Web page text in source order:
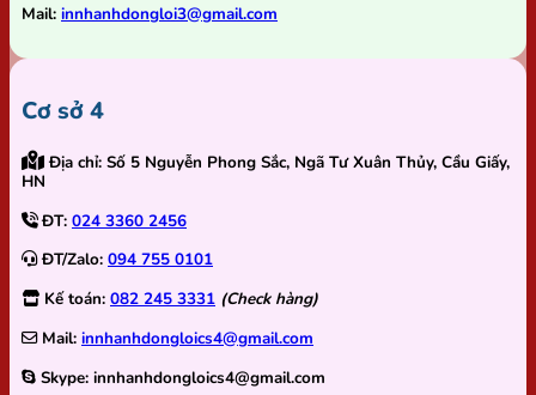
Mail: innhanhdongloi3@gmail.com
Cơ sở 4
Địa chỉ: Số 5 Nguyễn Phong Sắc, Ngã Tư Xuân Thủy, Cầu Giấy,
HN
ĐT: 024 3360 2456
ĐT/Zalo: 094 755 0101
Kế toán: 082 245 3331 (Check hàng)
Mail: innhanhdongloics4@gmail.com
Skype: innhanhdongloics4@gmail.com